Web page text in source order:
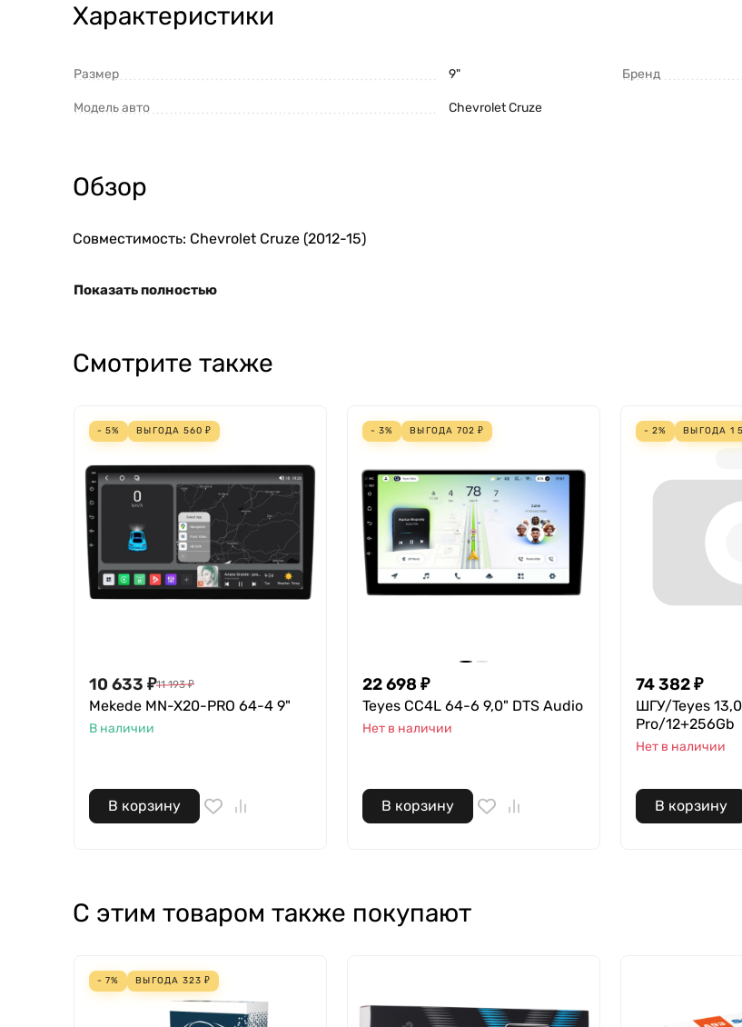
Характеристики
Размер 9"
Модель авто Chevrolet Cruze
Бренд
Обзор
Совместимость: Chevrolet Cruze (2012-15)
Показать полностью
Смотрите также
- 5% ВЫГОДА 560 ₽
10 633 ₽11 193 ₽
Mekede MN-X20-PRO 64-4 9"
В наличии
В корзину
- 3% ВЫГОДА 702 ₽
22 698 ₽
Teyes CC4L 64-6 9,0" DTS Audio
Нет в наличии
В корзину
- 2% ВЫГОДА 1
74 382₽
ШГУ/Teyes
Pro/12+256Gb
Нет в наличии
В корзину
С этим товаром также покупают
- 7% ВЫГОДА 323 ₽